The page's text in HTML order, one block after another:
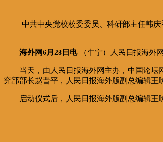
中共中央党校校委委员、科研部主任韩
海外网6月28日电 （牛宁）人民日报海外
当天，由人民日报海外网主办，中国论
究部部长赵晋平，人民日报海外版副总编辑王
启动仪式后，人民日报海外版副总编辑王